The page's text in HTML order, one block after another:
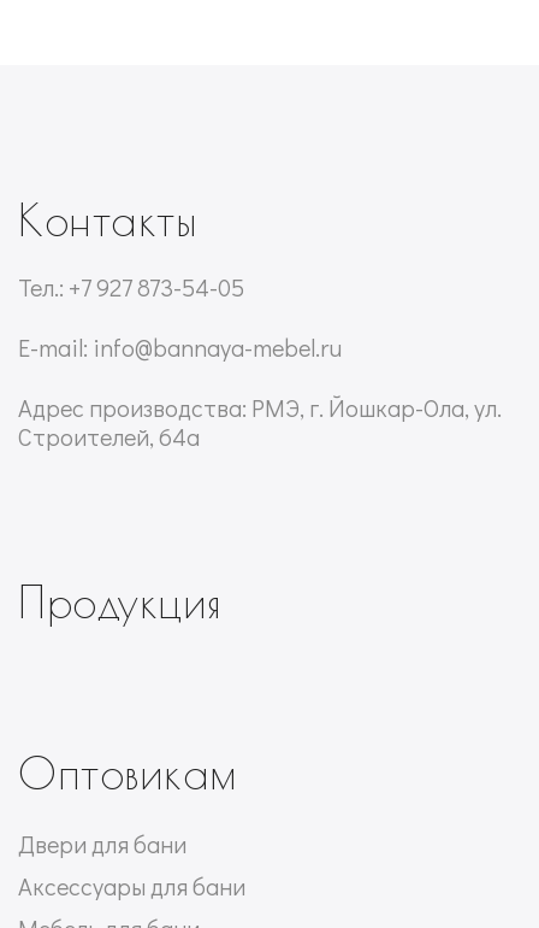
Контакты
Тел.: +7 927 873-54-05
E-mail: info@bannaya-mebel.ru
Адрес производства: РМЭ, г. Йошкар-Ола, ул.
Строителей, 64а
Продукция
Оптовикам
Двери для бани
Аксессуары для бани